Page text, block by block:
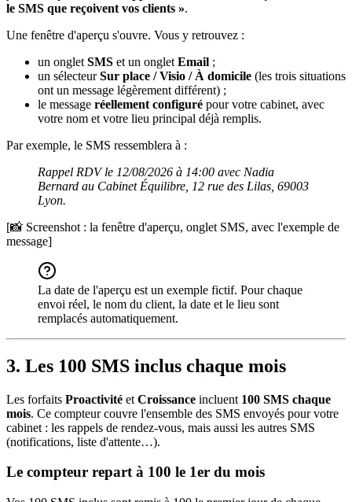
le SMS que reçoivent vos clients ».
Une fenêtre d'aperçu s'ouvre. Vous y retrouvez :
un onglet SMS et un onglet Email ;
un sélecteurSur place / Visio / À domicile (les trois situations
ont un message légèrement différent) ;
le message réellement configuré pour votre cabinet, avec
votre nom et votre lieu principal déjà remplis.
Par exemple, le SMS ressemblera à :
Rappel RDV le 12/08/2026 à 14:00 avec Nadia
Bernard au Cabinet Équilibre, 12 rue des Lilas, 69003
Lyon.
[📸 Screenshot : la fenêtre d'aperçu, onglet SMS, avec l'exemple de
message]
La date de l'aperçu est un exemple fictif. Pour chaque
envoi réel, le nom du client, la date et le lieu sont
remplacés automatiquement.
3. Les 100 SMS inclus chaque mois
Les forfaits Proactivité et Croissance incluent 100 SMS chaque
mois. Ce compteur couvre l'ensemble des SMS envoyés pour votre
cabinet : les rappels de rendez-vous, mais aussi les autres SMS
(notifications, liste d'attente…).
Le compteur repart à 100 le 1er du mois